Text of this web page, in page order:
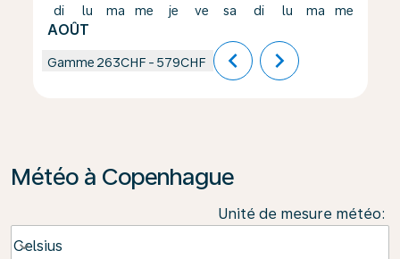
di
AOÛT
lu ma me je ve sa di lu ma me
Gamme 263CHF - 579CHF chevron_left chevron_right
Météo à Copenhague
Unité de mesure météo:
Celsius
keyboard_arrow_down